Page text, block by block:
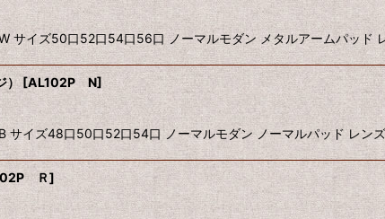
ズ50口52口54口56口 ノーマルモダン メタルアームパッド
）[AL102P N]
ズ48口50口52口54口 ノーマルモダン ノーマルパッド レン
Ｒ]